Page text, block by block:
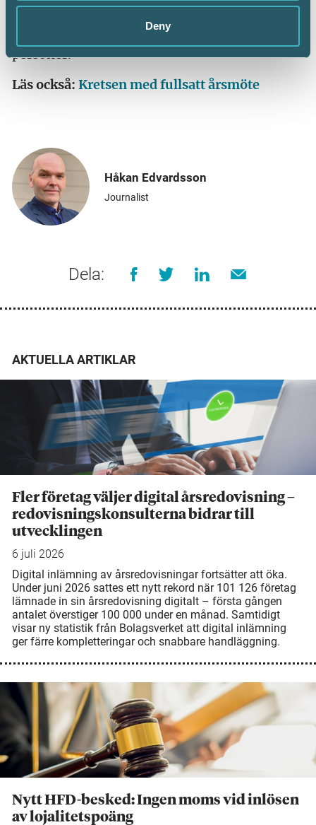
Deny
också jobba med. Det är ju ett bra jobb med bra
villkor. Jag tror på kortare, mer intensiva
personer.
Läs också: Kretsen med fullsatt årsmöte
Håkan Edvardsson
Journalist
Dela:
AKTUELLA ARTIKLAR
Fler företag väljer digital årsredovisning –
redovisningskonsulterna bidrar till
utvecklingen
6 juli 2026
Digital inlämning av årsredovisningar fortsätter att öka.
Under juni 2026 sattes ett nytt rekord när 101 126 företag
lämnade in sin årsredovisning digitalt – första gången
antalet överstiger 100 000 under en månad. Samtidigt
visar ny statistik från Bolagsverket att digital inlämning
ger färre kompletteringar och snabbare handläggning.
Nytt HFD-besked: Ingen moms vid inlösen
av lojalitetspoäng